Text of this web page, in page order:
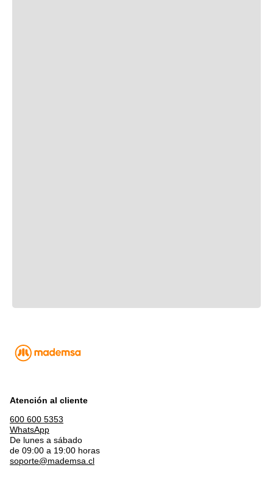
Atención al cliente
600 600 5353
WhatsApp
De lunes a sábado
de 09:00 a 19:00 horas
soporte@mademsa.cl